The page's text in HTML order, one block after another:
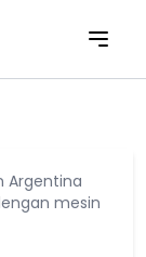
Argentina
mesin